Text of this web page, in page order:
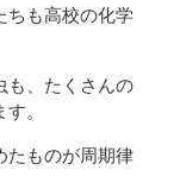
ちも高校の化学
も、たくさんの
。
たものが周期律